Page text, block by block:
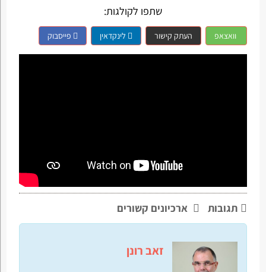
שתפו לקולגות:
וואצאפ העתק קישור לינקדאין פייסבוק
תגובות ארכיונים קשורים
זאב רונן